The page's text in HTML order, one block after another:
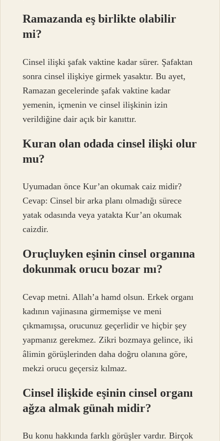
Ramazanda eş birlikte olabilir
mi?
Cinsel ilişki şafak vaktine kadar sürer. Şafaktan
sonra cinsel ilişkiye girmek yasaktır. Bu ayet,
Ramazan gecelerinde şafak vaktine kadar
yemenin, içmenin ve cinsel ilişkinin izin
verildiğine dair açık bir kanıttır.
Kuran olan odada cinsel ilişki olur
mu?
Uyumadan önce Kur’an okumak caiz midir?
Cevap: Cinsel bir arka planı olmadığı sürece
yatak odasında veya yatakta Kur’an okumak
caizdir.
Oruçluyken eşinin cinsel organına
dokunmak orucu bozar mı?
Cevap metni. Allah’a hamd olsun. Erkek organı
kadının vajinasına girmemişse ve meni
çıkmamışsa, orucunuz geçerlidir ve hiçbir şey
yapmanız gerekmez. Zikri bozmaya gelince, iki
âlimin görüşlerinden daha doğru olanına göre,
mekzi orucu geçersiz kılmaz.
Cinsel ilişkide eşinin cinsel organı
ağza almak günah midir?
Bu konu hakkında farklı görüşler vardır. Birçok